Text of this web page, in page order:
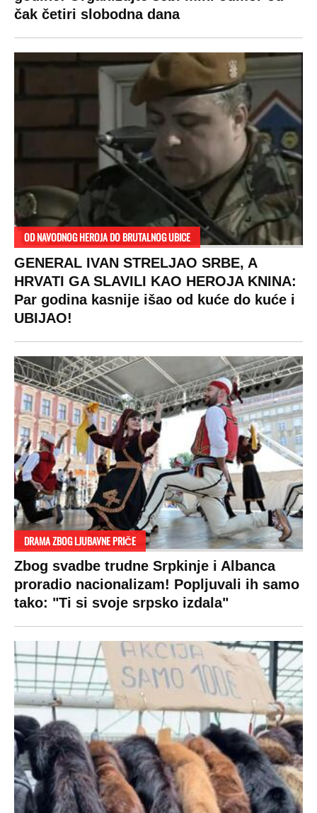
čak četiri slobodna dana
OD NAVODNOG HEROJA DO BRUTALNOG UBICE
GENERAL IVAN STRELJAO SRBE, A
HRVATI GA SLAVILI KAO HEROJA KNINA:
Par godina kasnije išao od kuće do kuće i
UBIJAO!
DRAMA ZBOG LJUBAVNE PRIČE
Zbog svadbe trudne Srpkinje i Albanca
proradio nacionalizam! Popljuvali ih samo
tako: "Ti si svoje srpsko izdala"